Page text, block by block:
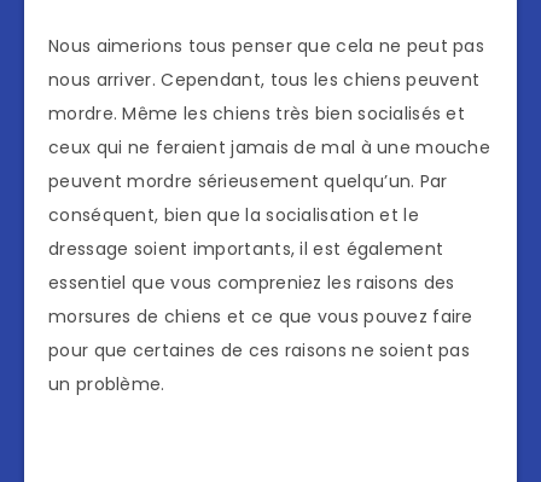
Nous aimerions tous penser que cela ne peut pas
nous arriver. Cependant, tous les chiens peuvent
mordre. Même les chiens très bien socialisés et
ceux qui ne feraient jamais de mal à une mouche
peuvent mordre sérieusement quelqu’un. Par
conséquent, bien que la socialisation et le
dressage soient importants, il est également
essentiel que vous compreniez les raisons des
morsures de chiens et ce que vous pouvez faire
pour que certaines de ces raisons ne soient pas
un problème.